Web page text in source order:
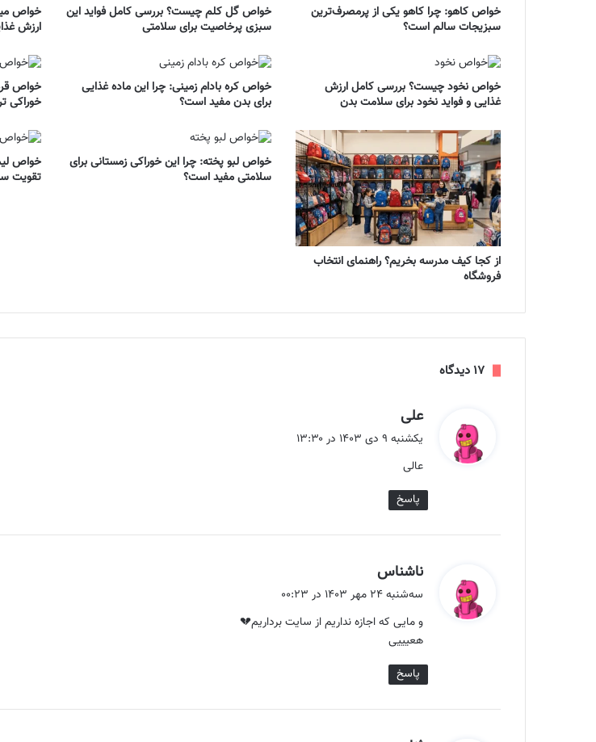
خواص کاهو: چرا کاهو یکی از پرمصرف‌ترین
سبزیجات سالم است؟
خواص گل کلم چیست؟ بررسی کامل فواید این
سبزی پرخاصیت برای سلامتی
خواص
ارزش
خواص نخود چیست؟ بررسی کامل ارزش
غذایی و فواید نخود برای سلامت بدن
خواص کره بادام زمینی: چرا این ماده غذایی
برای بدن مفید است؟
خواص
خوراکی
از کجا کیف مدرسه بخریم؟ راهنمای انتخاب
فروشگاه
خواص لبو پخته: چرا این خوراکی زمستانی برای
سلامتی مفید است؟
خواص
تقویت
‫۱۷ دیدگاه
علی
ف
یکشنبه ۹ دی ۱۴۰۳ در ۱۳:۳۰
عالی
پاسخ
ناشناس
ف
:
سه‌شنبه ۲۴ مهر ۱۴۰۳ در ۰۰:۲۳
و مایی که اجازه نداریم از سایت برداریم💔
هعیییی
پاسخ